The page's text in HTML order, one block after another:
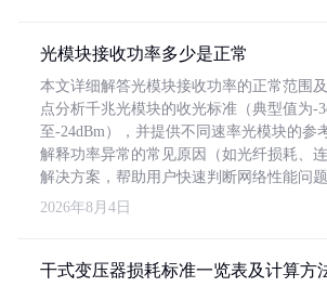
光模块接收功率多少是正常
本文详细解答光模块接收功率的正常范围
点分析千兆光模块的收光标准（典型值为-
至-24dBm），并提供不同速率光模块的参
解释功率异常的常见原因（如光纤损耗、
解决方案，帮助用户快速判断网络性能问题
2026年8月4日
干式变压器损耗标准一览表及计算方